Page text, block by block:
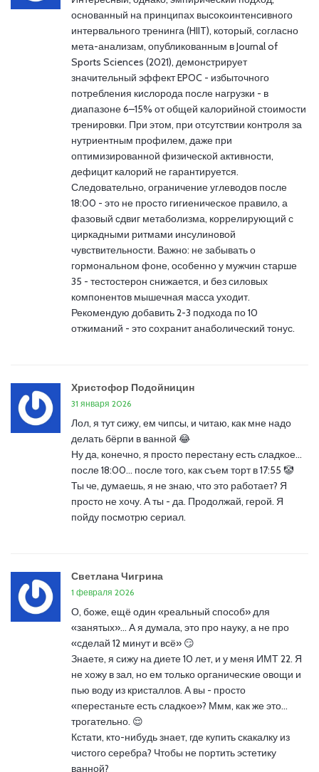
основанный на принципах высокоинтенсивного
интервального тренинга (HIIT), который, согласно
мета-анализам, опубликованным в Journal of
Sports Sciences (2021), демонстрирует
значительный эффект EPOC - избыточного
потребления кислорода после нагрузки - в
диапазоне 6–15% от общей калорийной стоимости
тренировки. При этом, при отсутствии контроля за
нутриентным профилем, даже при
оптимизированной физической активности,
дефицит калорий не гарантируется.
Следовательно, ограничение углеводов после
18:00 - это не просто гигиеническое правило, а
фазовый сдвиг метаболизма, коррелирующий с
циркадными ритмами инсулиновой
чувствительности. Важно: не забывать о
гормональном фоне, особенно у мужчин старше
35 - тестостерон снижается, и без силовых
компонентов мышечная масса уходит.
Рекомендую добавить 2-3 подхода по 10
отжиманий - это сохранит анаболический тонус.
Христофор Подойницин
31 января 2026
Лол, я тут сижу, ем чипсы, и читаю, как мне надо
делать бёрпи в ванной 😂
Ну да, конечно, я просто перестану есть сладкое...
после 18:00... после того, как съем торт в 17:55 🤡
Ты че, думаешь, я не знаю, что это работает? Я
просто не хочу. А ты - да. Продолжай, герой. Я
пойду посмотрю сериал.
Светлана Чигрина
1 февраля 2026
О, боже, ещё один «реальный способ» для
«занятых»... А я думала, это про науку, а не про
«сделай 12 минут и всё» 😏
Знаете, я сижу на диете 10 лет, и у меня ИМТ 22. Я
не хожу в зал, но ем только органические овощи и
пью воду из кристаллов. А вы - просто
«перестаньте есть сладкое»? Ммм, как же это…
трогательно. 😌
Кстати, кто-нибудь знает, где купить скакалку из
чистого серебра? Чтобы не портить эстетику
ванной?